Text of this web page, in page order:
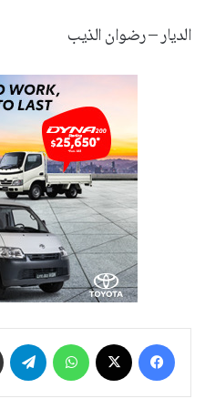
الديار – رضوان الذيب
فيسبوك واتساب